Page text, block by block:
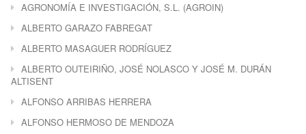
AGRONOMÍA E INVESTIGACIÓN, S.L. (AGROIN)
ALBERTO GARAZO FABREGAT
ALBERTO MASAGUER RODRÍGUEZ
ALBERTO OUTEIRIÑO, JOSÉ NOLASCO Y JOSÉ M. DURÁN
ALTISENT
ALFONSO ARRIBAS HERRERA
ALFONSO HERMOSO DE MENDOZA